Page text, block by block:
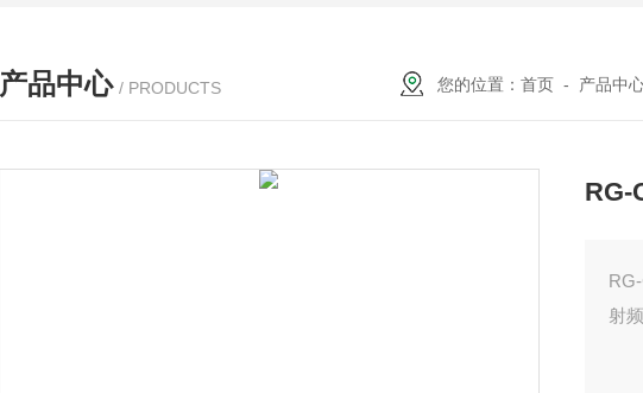
产品中心 / PRODUCTS 您的位置：首页 - 产品中
RG-
射